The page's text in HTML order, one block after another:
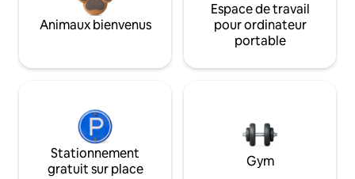
Animaux bienvenus
Espace de travail
pour ordinateur
portable
Stationnement
gratuit sur place
Gym